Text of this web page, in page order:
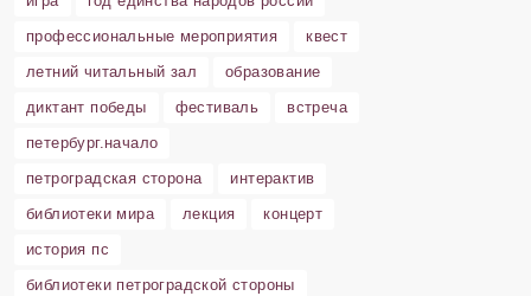
профессиональные мероприятия
квест
летний читальный зал
образование
диктант победы
фестиваль
встреча
петербург.начало
петроградская сторона
интерактив
библиотеки мира
лекция
концерт
история пс
библиотеки петроградской стороны